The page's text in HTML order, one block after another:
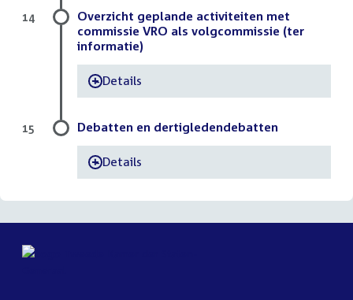
Overzicht geplande activiteiten met
commissie VRO als volgcommissie (ter
informatie)
-Details
14
Debatten en dertigledendebatten
-Details
15